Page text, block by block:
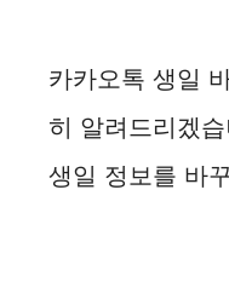
카카오톡 생일
히 알려드리겠
생일 정보를 바